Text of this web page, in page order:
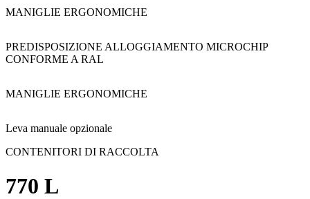
MANIGLIE ERGONOMICHE
PREDISPOSIZIONE ALLOGGIAMENTO MICROCHIP
CONFORME A RAL
MANIGLIE ERGONOMICHE
Leva manuale opzionale
CONTENITORI DI RACCOLTA
770 L